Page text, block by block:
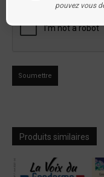
Produits similaires
pouvez vous